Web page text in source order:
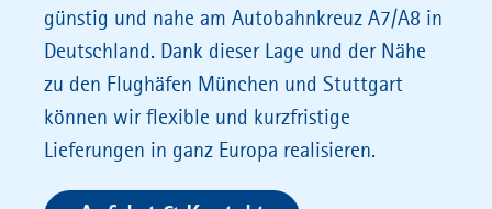
günstig und nahe am Autobahnkreuz A7/A8 in
Deutschland. Dank dieser Lage und der Nähe
zu den Flughäfen München und Stuttgart
können wir flexible und kurzfristige
Lieferungen in ganz Europa realisieren.